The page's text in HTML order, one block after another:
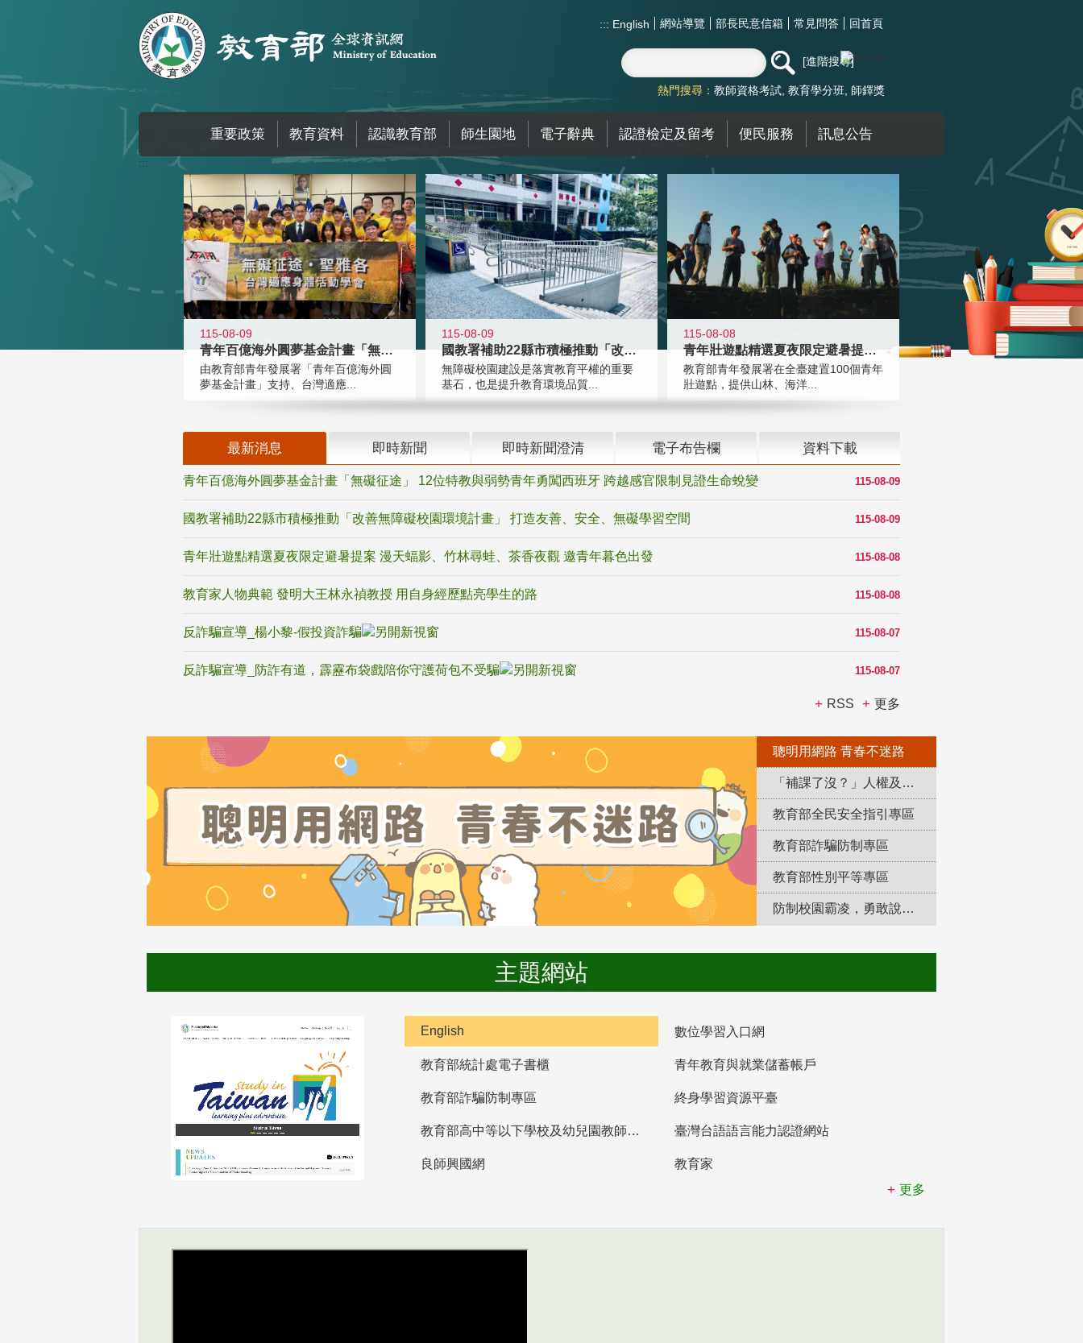
::: English 網站導覽 部長民意信箱 常見問答 回首頁
進階搜尋
熱門搜尋： 教師資格考試 教育學分班 師鐸獎
重要政策 教育資料 認識教育部 師生園地 電子辭典 認證檢定及留考 便民服務 訊息公告
:::
115-08-09
青年百億海外圓夢基金計畫「無礙征途
由教育部青年發展署「青年百億海外圓
夢基金計畫」支持、台灣適應...
115-08-09
國教署補助22縣市積極推動「改善無
無障礙校園建設是落實教育平權的重要
基石，也是提升教育環境品質...
115-08-08
青年壯遊點精選夏夜限定避暑提案 漫
教育部青年發展署在全臺建置100個青年
壯遊點，提供山林、海洋...
最新消息 即時新聞 即時新聞澄清 電子布告欄 資料下載
115-08-09
青年百億海外圓夢基金計畫「無礙征途」 12位特教與弱勢青年勇闖西班牙 跨越感官限制見證生命蛻變
115-08-09
國教署補助22縣市積極推動「改善無障礙校園環境計畫」 打造友善、安全、無礙學習空間
115-08-08
青年壯遊點精選夏夜限定避暑提案 漫天蝠影、竹林尋蛙、茶香夜觀 邀青年暮色出發
115-08-08
教育家人物典範 發明大王林永禎教授 用自身經歷點亮學生的路
115-08-07
反詐騙宣導_楊小黎-假投資詐騙
115-08-07
反詐騙宣導_防詐有道，霹靂布袋戲陪你守護荷包不受騙
RSS 更多
聰明用網路 青春不迷路
「補課了沒？」人權及轉型正義教育專區
教育部全民安全指引專區
教育部詐騙防制專區
教育部性別平等專區
防制校園霸凌，勇敢說出來！
主題網站
English 數位學習入口網
教育部統計處電子書櫃 青年教育與就業儲蓄帳戶
教育部詐騙防制專區 終身學習資源平臺
教育部高中等以下學校及幼兒園教師資格檢定考試 臺灣台語語言能力認證網站
良師興國網
教育家
更多